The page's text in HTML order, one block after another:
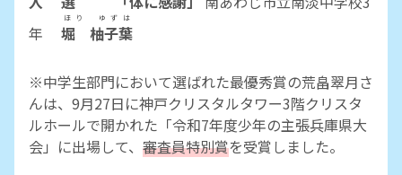
年
堀 柚子葉
ほり ゆずは
※中学生部門において選ばれた最優秀賞の荒畠翠月さ
んは、9月27日に神戸クリスタルタワー3階クリスタ
ルホールで開かれた「令和7年度少年の主張兵庫県大
会」に出場して、 審査員特別賞を受賞しました。